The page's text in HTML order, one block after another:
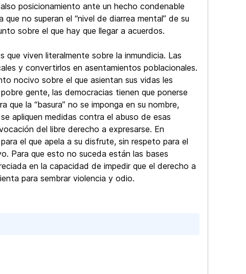
posicionamiento ante un hecho condenable
no superan el “nivel de diarrea mental” de su
sobre el que hay que llegar a acuerdos.
viven literalmente sobre la inmundicia. Las
y convertirlos en asentamientos poblacionales.
nocivo sobre el que asientan sus vidas les
gente, las democracias tienen que ponerse
la “basura” no se imponga en su nombre,
apliquen medidas contra el abuso de esas
del libre derecho a expresarse. En
el que apela a su disfrute, sin respeto para el
Para que esto no suceda están las bases
en la capacidad de impedir que el derecho a
para sembrar violencia y odio.